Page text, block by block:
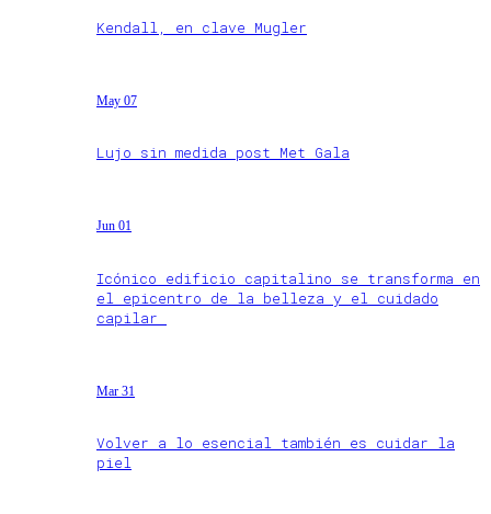
Kendall, en clave Mugler
May 07
Lujo sin medida post Met Gala
Jun 01
Icónico edificio capitalino se transforma en
el epicentro de la belleza y el cuidado
capilar
Mar 31
Volver a lo esencial también es cuidar la
piel